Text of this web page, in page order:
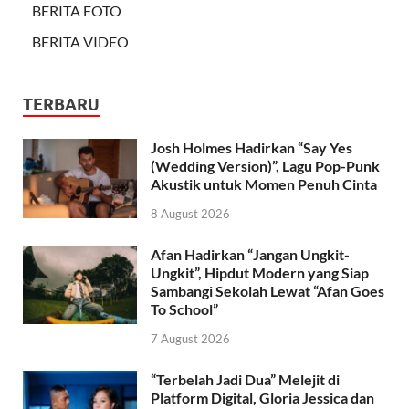
BERITA FOTO
BERITA VIDEO
TERBARU
Josh Holmes Hadirkan “Say Yes
(Wedding Version)”, Lagu Pop-Punk
Akustik untuk Momen Penuh Cinta
8 August 2026
Afan Hadirkan “Jangan Ungkit-
Ungkit”, Hipdut Modern yang Siap
Sambangi Sekolah Lewat “Afan Goes
To School”
7 August 2026
“Terbelah Jadi Dua” Melejit di
Platform Digital, Gloria Jessica dan